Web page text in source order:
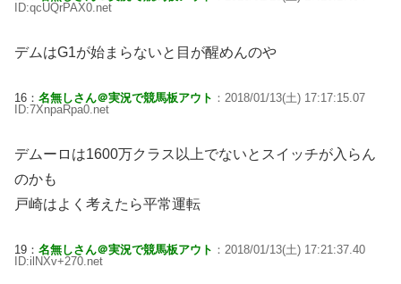
ID:qcUQrPAX0.net
デムはG1が始まらないと目が醒めんのや
16： 名無しさん＠実況で競馬板アウト ：2018/01/13(土) 17:17:15.07
ID:7XnpaRpa0.net
デムーロは1600万クラス以上でないとスイッチが入らん
のかも
戸崎はよく考えたら平常運転
19： 名無しさん＠実況で競馬板アウト ：2018/01/13(土) 17:21:37.40
ID:ilNXv+270.net